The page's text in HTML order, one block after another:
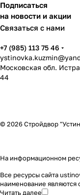
Подписаться
на новости и акции
Связаться с нами
+7 (985) 113 75 46
Московская обл.
44
© 2026 Стройдвор
На информационном
Все ресурсы сайта
наименование являются
Читать далее